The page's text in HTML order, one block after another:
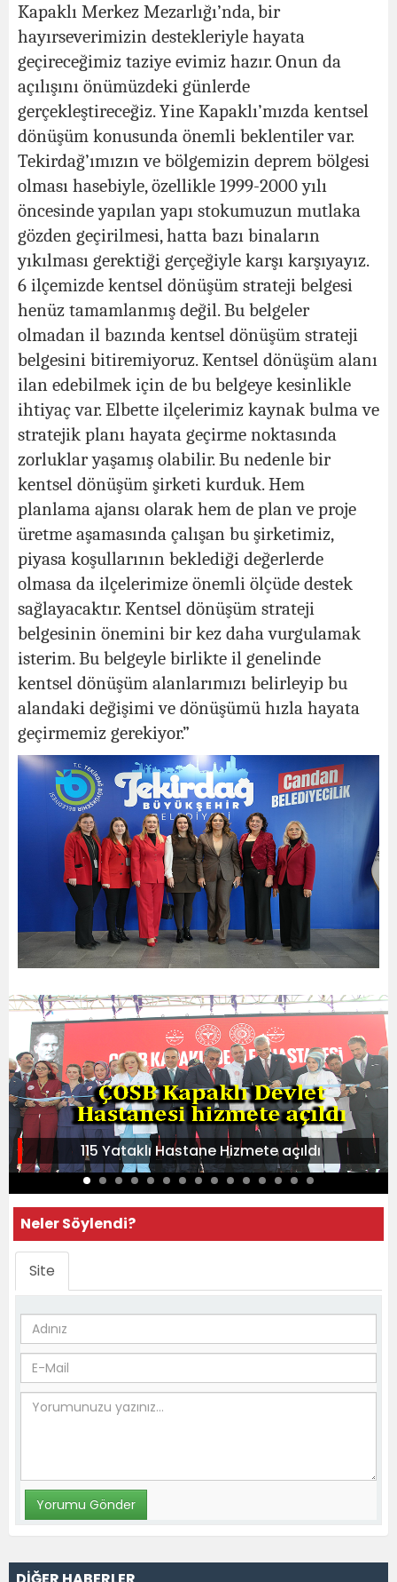
Kapaklı Merkez Mezarlığı’nda, bir
hayırseverimizin destekleriyle hayata
geçireceğimiz taziye evimiz hazır. Onun da
açılışını önümüzdeki günlerde
gerçekleştireceğiz. Yine Kapaklı’mızda kentsel
dönüşüm konusunda önemli beklentiler var.
Tekirdağ’ımızın ve bölgemizin deprem bölgesi
olması hasebiyle, özellikle 1999-2000 yılı
öncesinde yapılan yapı stokumuzun mutlaka
gözden geçirilmesi, hatta bazı binaların
yıkılması gerektiği gerçeğiyle karşı karşıyayız.
6 ilçemizde kentsel dönüşüm strateji belgesi
henüz tamamlanmış değil. Bu belgeler
olmadan il bazında kentsel dönüşüm strateji
belgesini bitiremiyoruz. Kentsel dönüşüm alanı
ilan edebilmek için de bu belgeye kesinlikle
ihtiyaç var. Elbette ilçelerimiz kaynak bulma ve
stratejik planı hayata geçirme noktasında
zorluklar yaşamış olabilir. Bu nedenle bir
kentsel dönüşüm şirketi kurduk. Hem
planlama ajansı olarak hem de plan ve proje
üretme aşamasında çalışan bu şirketimiz,
piyasa koşullarının beklediği değerlerde
olmasa da ilçelerimize önemli ölçüde destek
sağlayacaktır. Kentsel dönüşüm strateji
belgesinin önemini bir kez daha vurgulamak
isterim. Bu belgeyle birlikte il genelinde
kentsel dönüşüm alanlarımızı belirleyip bu
alandaki değişimi ve dönüşümü hızla hayata
geçirmemiz gerekiyor.”
115 Yataklı Hastane Hizmete açıldı
Neler Söylendi?
Site